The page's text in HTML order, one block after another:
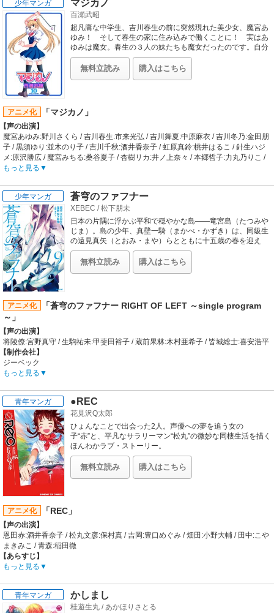
【スタッフ情報】
原作:ちばあきお(集英社文庫 「プレイボール」より）
総監督:出崎哲 / 監督:四分一節子
シリーズ演出:高橋滋春 / 脚本:末永光代、植田浩二、土屋理敬 / キャラクターデザ
イン:清水恵蔵、泉保良輔 / 総作画監督:桝井一平 / 美術設定:小林七郎 / 美術監督:海
津利子 / 音楽:和田薫
【音楽】
ED:東京60WATTS「サマータイムブルース」、墨谷高校野球部「ありがとう～プ
レイボール2006～」
少年マンガ マジカノ
百瀬武昭
超凡庸な中学生、吉川春生の前に突然現れた美少女、魔宮あ
ゆみ！ そして春生の家に住み込みで働くことに！ 実はあ
ゆみは魔女。春生の３人の妹たちも魔女だったのです。自分
にかけられた呪いを解くため、春生を覚醒させなければなら
ないあゆみ。それを阻止しようとする春生の妹、舞夏、千
無料立読み 購入はこちら
アニメ化 「マジカノ」
【声の出演】
魔宮あゆみ:野川さくら / 吉川春生:市来光弘 / 吉川舞夏:中原麻衣 / 吉川冬乃:金田朋
子 / 黒須ゆり:並木のり子 / 吉川千秋:酒井香奈子 / 虹原真鈴:桃井はるこ / 針生ハジ
メ:原沢勝広 / 魔宮みちる:桑谷夏子 / 杏樹リカ:井ノ上奈々 / 本郷哲子:力丸乃りこ /
藤原海:上村貴子 / 通販アナウンサー:村瀬克輝 / 女生徒A:真堂圭
地味で平凡な中学生・吉川春生が主人公。三人の妹と暮らす春生、ある日転校生
の超絶世美女・魔宮あゆみがメイドとしてやってくる。実はあゆみは魔女で、あ
る呪いを解くために春生の魔力が必要だという。春生の魔力を目覚めさせようと
画策をするあゆみの野望を阻止するため、春生の三人の妹たちがあゆみに立ちは
だかる。平穏だった春生の日常は、騒々しい日々へ変貌していく。あゆみにかけ
られた呪いは解かれるのか？呪いの元凶である春生とあゆみの過去の因縁とは何
か？次第に色々な事実が明らかになっていく・・・。
【制作会社】
東京キッズ
【スタッフ情報】
原作:百瀬武昭（講談社 マガジンZKC）
監督:岸誠二
シリーズ構成・脚本:三井秀樹 / キャラクターデザイン・総作画監督:小林多加志 /
美術:三宅昌和 / 撮影監督:久保博志 / 編集:櫻井崇 / 音響監督:飯田里樹
【音楽】
OP:野川さくら「もっっと!」 / ED:クローバー（井ノ上奈々・庄子裕衣・宮崎羽
衣・斎藤桃子）「マジスキMAGIC」
もっと見る
少年マンガ 蒼穹のファフナー
XEBEC /松下朋未
日本の片隅に浮かぶ平和で穏やかな島――竜宮島（たつみや
じま）。島の少年、真壁一騎（まかべ・かずき）は、同級生
の遠見真矢（とおみ・まや）らとともに十五歳の春を迎え
た。蒼い空、碧い海、学校、友達……いつもと変わらぬ日
常。だが、突然島に響きわたった美しい声により少年たちの
無料立読み 購入はこちら
アニメ化
「蒼穹のファフナー RIGHT OF LEFT ～single program
～」
【声の出演】
将陵僚:宮野真守 / 生駒祐未:甲斐田裕子 / 蔵前果林:木村亜希子 / 皆城総士:喜安浩平
【制作会社】
ジーベック
【スタッフ情報】
監督:羽原信義
企画:大月俊倫、下地志直 / キャラクターデザイン:平井久司 / メカ・プロップデザ
イン:鷲尾直広 / 絵コンテ:鈴木利正、菱川直樹、山岡信一、羽原信義 / 色彩設計:関
本美津子 / 3D監督:本間潤樹 / 美術監督:小山俊久 / 撮影監督:広瀬勝利 / 編集:伊藤潤
一 / 音響監督:三間雅文 / 音楽:斉藤恒芳 / プロデューサー:中西豪、千野孝敏、能戸
隆 / 音楽制作:スターチャイルドレコード
【音楽】
OP:angela「DEAD SET」 / ED:angela「Peace of mind」
angela「果て無きモノローグ」
もっと見る
青年マンガ ●REC
花見沢Q太郎
ひょんなことで出会った2人。声優への夢を追う女の
子“赤”と、平凡なサラリーマン“松丸”の微妙な同棲生活を描く
ほんわかラブ・ストーリー。
無料立読み 購入はこちら
アニメ化 「REC」
【声の出演】
恩田赤:酒井香奈子 / 松丸文彦:保村真 / 吉岡:豊口めぐみ / 畑田:小野大輔 / 田中:こや
まきみこ / 青森:稲田徹
【あらすじ】
新人声優・恩田赤と、ごくごく普通のサラリーマン・松丸文彦がひょんなことか
【制作会社】
シャフト
【スタッフ情報】
もっと見る
青年マンガ かしまし
桂遊生丸 / あかほりさとる